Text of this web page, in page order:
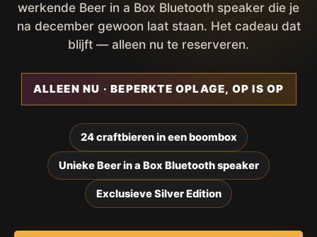
werkende Beer in a Box Bluetooth speaker die je
na december gewoon laat staan. Het cadeau dat
blijft — alleen nu te reserveren.
ALLEEN NU · BEPERKTE OPLAGE, OP IS OP
24 craftbieren in een boombox
Unieke Beer in a Box Bluetooth speaker
Exclusieve Silver Edition